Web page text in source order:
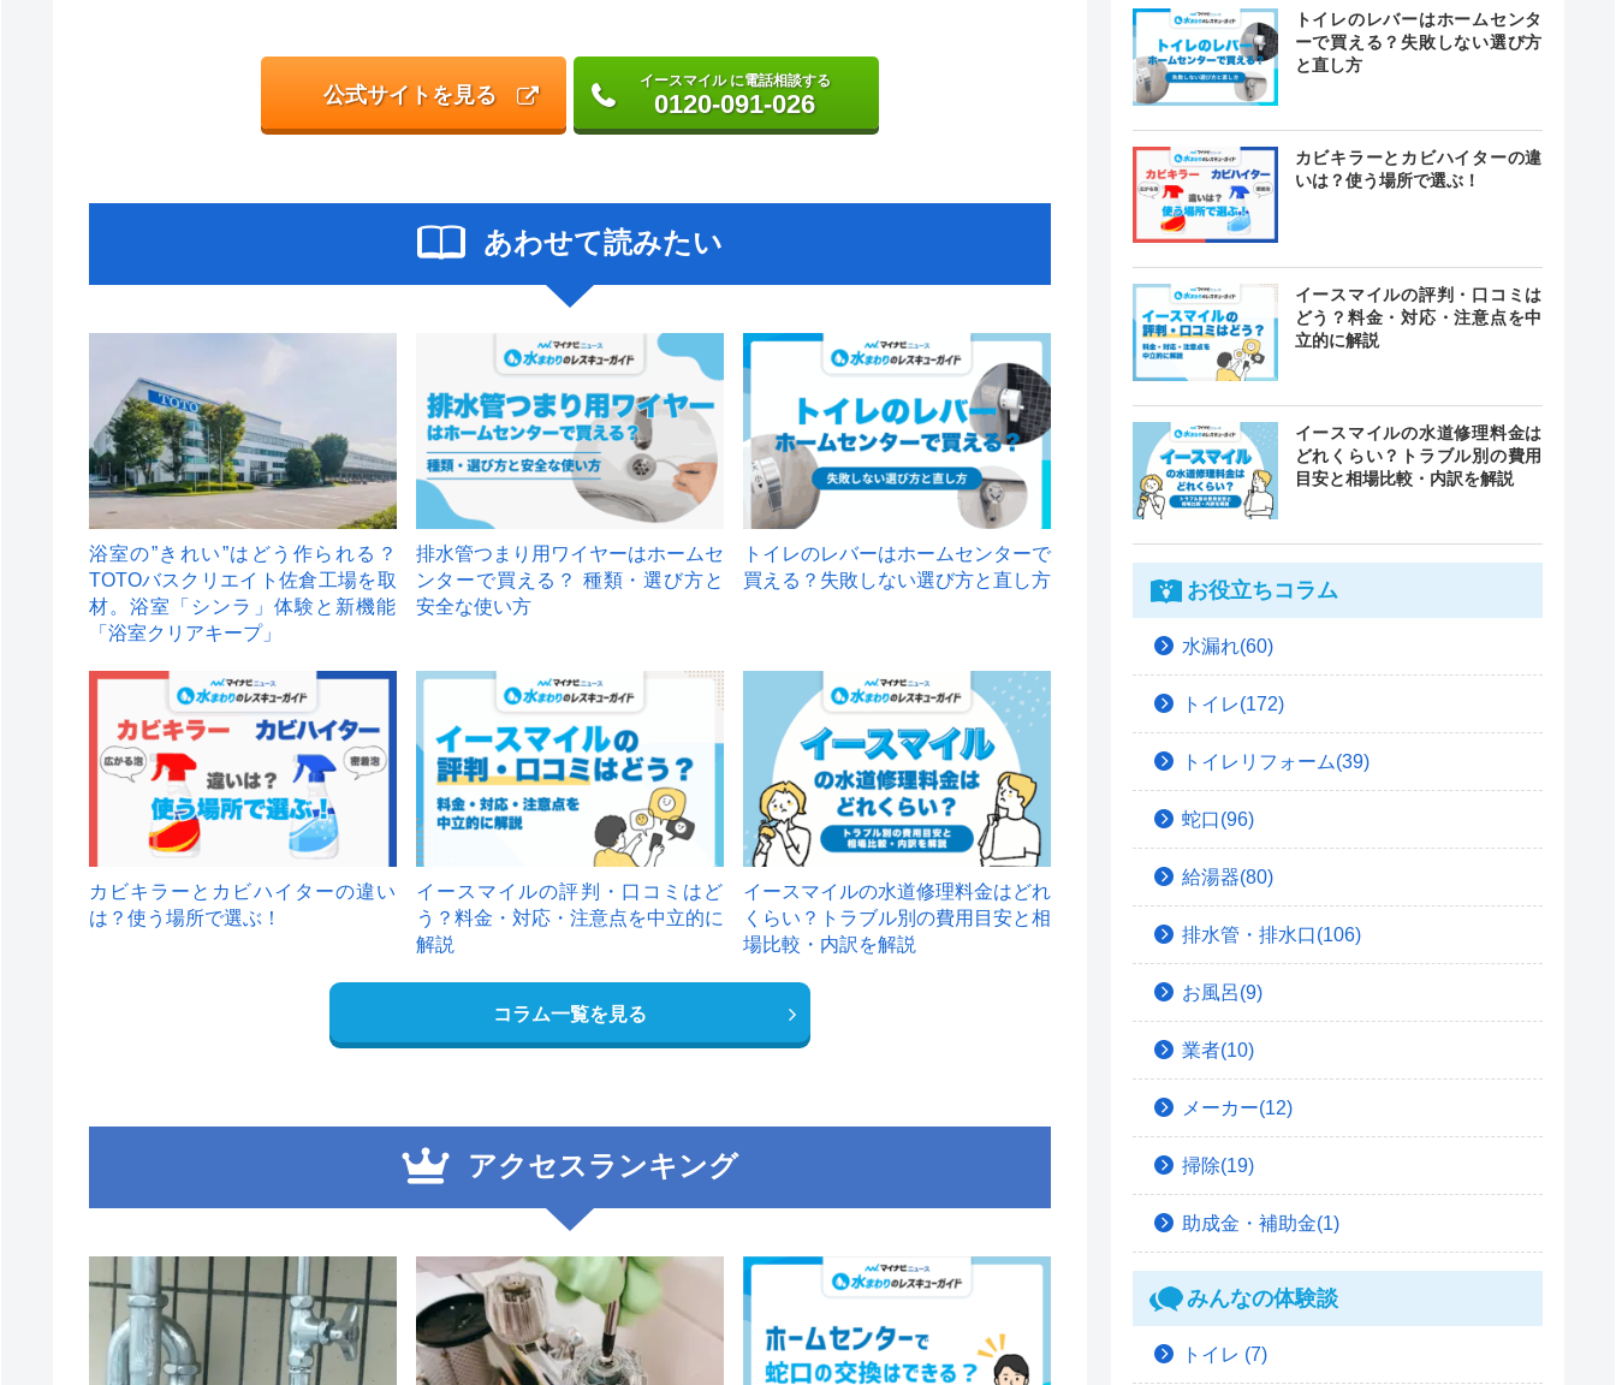
公式サイトを見る
イースマイル に電話相談する
0120-091-026
あわせて読みたい
浴室の”きれい”はどう作られる？
TOTOバスクリエイト佐倉工場を取
材。浴室「シンラ」体験と新機能
「浴室クリアキープ」
排水管つまり用ワイヤーはホームセ
ンターで買える？ 種類・選び方と
安全な使い方
トイレのレバーはホームセンターで
買える？失敗しない選び方と直し方
カビキラーとカビハイターの違い
は？使う場所で選ぶ！
イースマイルの評判・口コミはど
う？料金・対応・注意点を中立的に
解説
イースマイルの水道修理料金はどれ
くらい？トラブル別の費用目安と相
場比較・内訳を解説
コラム一覧を見る
アクセスランキング
1 2
トイレのレバーはホームセンタ
ーで買える？失敗しない選び方
と直し方
カビキラーとカビハイターの違
いは？使う場所で選ぶ！
イースマイルの評判・口コミは
どう？料金・対応・注意点を中
立的に解説
イースマイルの水道修理料金は
どれくらい？トラブル別の費用
目安と相場比較・内訳を解説
お役立ちコラム
水漏れ(60)
トイレ(172)
トイレリフォーム(39)
蛇口(96)
給湯器(80)
排水管・排水口(106)
お風呂(9)
業者(10)
メーカー(12)
掃除(19)
助成金・補助金(1)
みんなの体験談
トイレ (7)